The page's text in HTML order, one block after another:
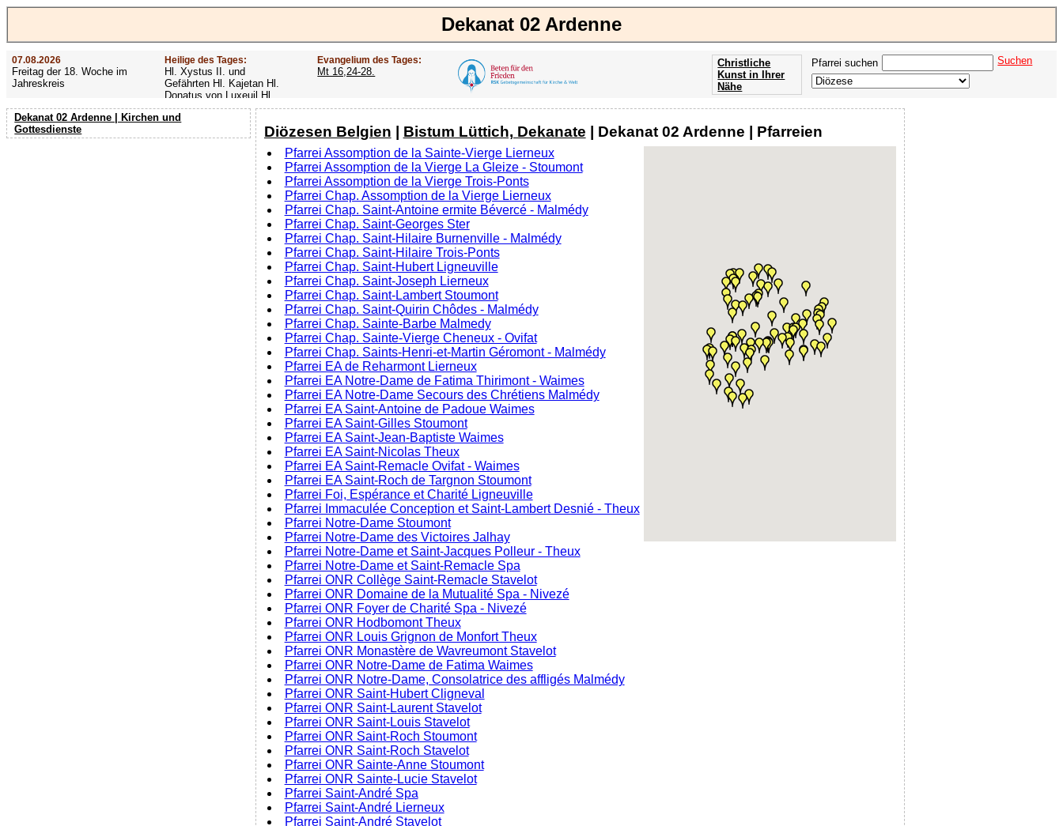
Dekanat 02 Ardenne
07.08.2026
Freitag der 18. Woche im
Jahreskreis
Heilige des Tages:
Hl. Xystus II. und
Gefährten Hl. Kajetan Hl.
Donatus von Luxeuil Hl.
Afra
Evangelium des Tages:
Mt 16,24-28.
Pfarrei suchen Suchen
Christliche
Kunst in Ihrer
Nähe
Dekanat 02 Ardenne | Kirchen und
Gottesdienste
Diözesen Belgien | Bistum Lüttich, Dekanate | Dekanat 02 Ardenne | Pfarreien
Pfarrei Assomption de la Sainte-Vierge Lierneux
Pfarrei Assomption de la Vierge La Gleize - Stoumont
Pfarrei Assomption de la Vierge Trois-Ponts
Pfarrei Chap. Assomption de la Vierge Lierneux
Pfarrei Chap. Saint-Antoine ermite Bévercé - Malmédy
Pfarrei Chap. Saint-Georges Ster
Pfarrei Chap. Saint-Hilaire Burnenville - Malmédy
Pfarrei Chap. Saint-Hilaire Trois-Ponts
Pfarrei Chap. Saint-Hubert Ligneuville
Pfarrei Chap. Saint-Joseph Lierneux
Pfarrei Chap. Saint-Lambert Stoumont
Pfarrei Chap. Saint-Quirin Chôdes - Malmédy
Pfarrei Chap. Sainte-Barbe Malmedy
Pfarrei Chap. Sainte-Vierge Cheneux - Ovifat
Pfarrei Chap. Saints-Henri-et-Martin Géromont - Malmédy
Pfarrei EA de Reharmont Lierneux
Pfarrei EA Notre-Dame de Fatima Thirimont - Waimes
Pfarrei EA Notre-Dame Secours des Chrétiens Malmédy
Pfarrei EA Saint-Antoine de Padoue Waimes
Pfarrei EA Saint-Gilles Stoumont
Pfarrei EA Saint-Jean-Baptiste Waimes
Pfarrei EA Saint-Nicolas Theux
Pfarrei EA Saint-Remacle Ovifat - Waimes
Pfarrei EA Saint-Roch de Targnon Stoumont
Pfarrei Foi, Espérance et Charité Ligneuville
Pfarrei Immaculée Conception et Saint-Lambert Desnié - Theux
Pfarrei Notre-Dame Stoumont
Pfarrei Notre-Dame des Victoires Jalhay
Pfarrei Notre-Dame et Saint-Jacques Polleur - Theux
Pfarrei Notre-Dame et Saint-Remacle Spa
Pfarrei ONR Collège Saint-Remacle Stavelot
Pfarrei ONR Domaine de la Mutualité Spa - Nivezé
Pfarrei ONR Foyer de Charité Spa - Nivezé
Pfarrei ONR Hodbomont Theux
Pfarrei ONR Louis Grignon de Monfort Theux
Pfarrei ONR Monastère de Wavreumont Stavelot
Pfarrei ONR Notre-Dame de Fatima Waimes
Pfarrei ONR Notre-Dame, Consolatrice des affligés Malmédy
Pfarrei ONR Saint-Hubert Cligneval
Pfarrei ONR Saint-Laurent Stavelot
Pfarrei ONR Saint-Louis Stavelot
Pfarrei ONR Saint-Roch Stoumont
Pfarrei ONR Saint-Roch Stavelot
Pfarrei ONR Sainte-Anne Stoumont
Pfarrei ONR Sainte-Lucie Stavelot
Pfarrei Saint-André Spa
Pfarrei Saint-André Lierneux
Pfarrei Saint-André Stavelot